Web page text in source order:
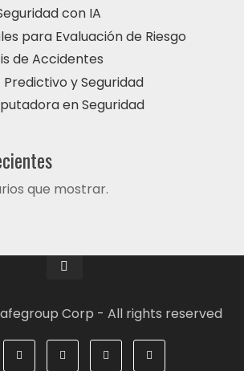
con IA
para Evaluación de Riesgo
de Accidentes
y Seguridad
en Seguridad
que mostrar.
Corp - All rights reserved